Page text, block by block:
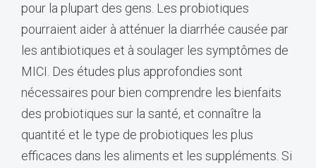
pour la plupart des gens. Les probiotiques
pourraient aider à atténuer la diarrhée causée par
les antibiotiques et à soulager les symptômes de
MICI. Des études plus approfondies sont
nécessaires pour bien comprendre les bienfaits
des probiotiques sur la santé, et connaître la
quantité et le type de probiotiques les plus
efficaces dans les aliments et les suppléments. Si